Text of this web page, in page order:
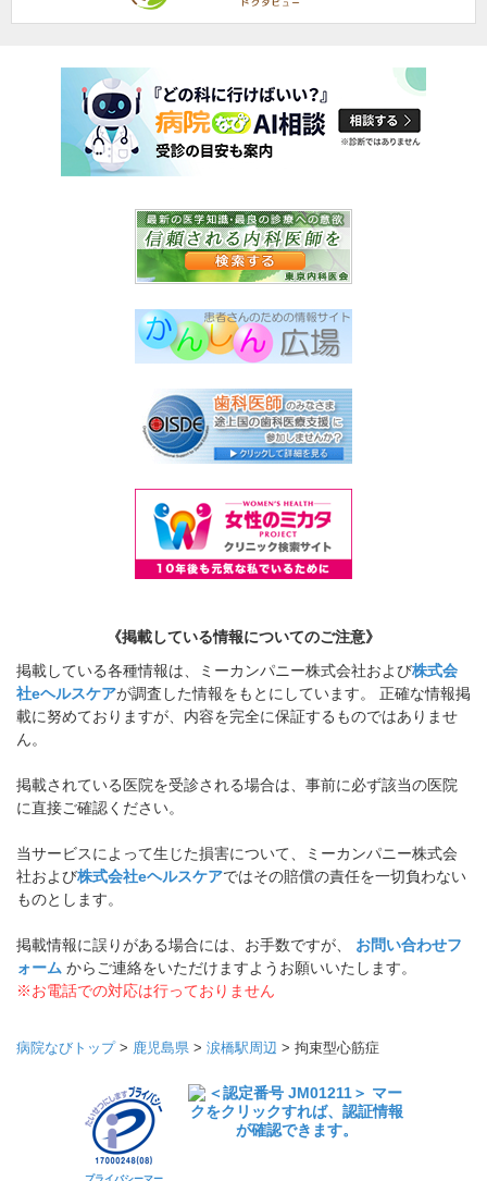
《掲載している情報についてのご注意》
掲載している各種情報は、ミーカンパニー株式会社および株式会
社eヘルスケアが調査した情報をもとにしています。 正確な情報掲
載に努めておりますが、内容を完全に保証するものではありませ
ん。
掲載されている医院を受診される場合は、事前に必ず該当の医院
に直接ご確認ください。
当サービスによって生じた損害について、ミーカンパニー株式会
社および株式会社eヘルスケアではその賠償の責任を一切負わない
ものとします。
掲載情報に誤りがある場合には、お手数ですが、 お問い合わせフ
ォーム からご連絡をいただけますようお願いいたします。
※お電話での対応は行っておりません
病院なびトップ> 鹿児島県 > 涙橋駅周辺 > 拘束型心筋症